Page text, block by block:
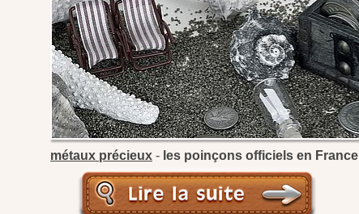
métaux précieux - les poinçons officiels en France